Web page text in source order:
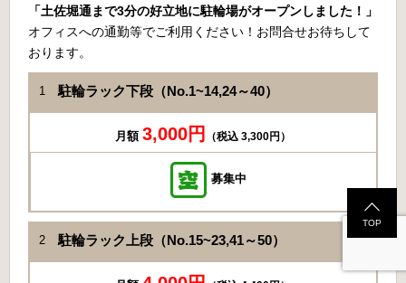
「土佐堀通まで3分の好立地に駐輪場がオープンしました！」
オフィスへの通勤等でご利用ください！お問合せお待ちして
おります。
1 駐輪ラック下段（No.1~14,24～40）
月額 3,000円 （税込 3,300円）
募集中
2 駐輪ラック上段（No.15~23,41～50）
TOP